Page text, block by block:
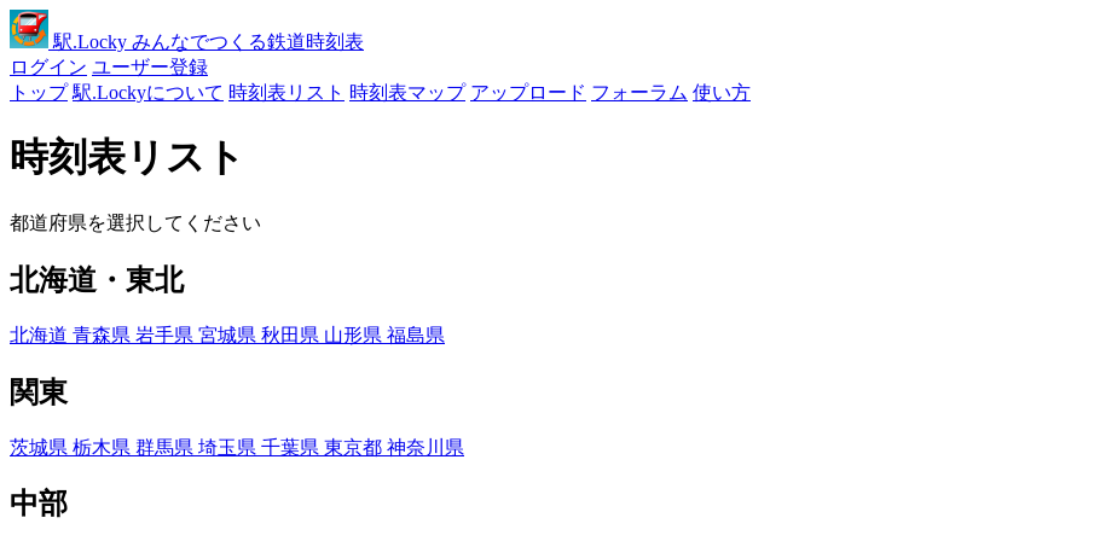
駅.Locky みんなでつくる鉄道時刻表
ログイン ユーザー登録
トップ 駅.Lockyについて 時刻表リスト 時刻表マップ アップロード フォーラム 使い方
時刻表リスト
都道府県を選択してください
北海道・東北
北海道 青森県 岩手県 宮城県 秋田県 山形県 福島県
関東
茨城県 栃木県 群馬県 埼玉県 千葉県 東京都 神奈川県
中部